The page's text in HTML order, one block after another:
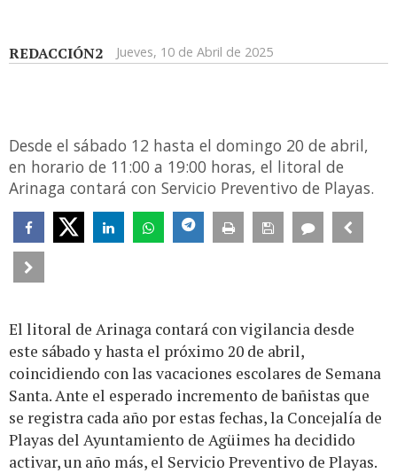
REDACCIÓN2 Jueves, 10 de Abril de 2025
Desde el sábado 12 hasta el domingo 20 de abril,
en horario de 11:00 a 19:00 horas, el litoral de
Arinaga contará con Servicio Preventivo de Playas.
El litoral de Arinaga contará con vigilancia desde
este sábado y hasta el próximo 20 de abril,
coincidiendo con las vacaciones escolares de Semana
Santa. Ante el esperado incremento de bañistas que
se registra cada año por estas fechas, la Concejalía de
Playas del Ayuntamiento de Agüimes ha decidido
activar, un año más, el Servicio Preventivo de Playas.